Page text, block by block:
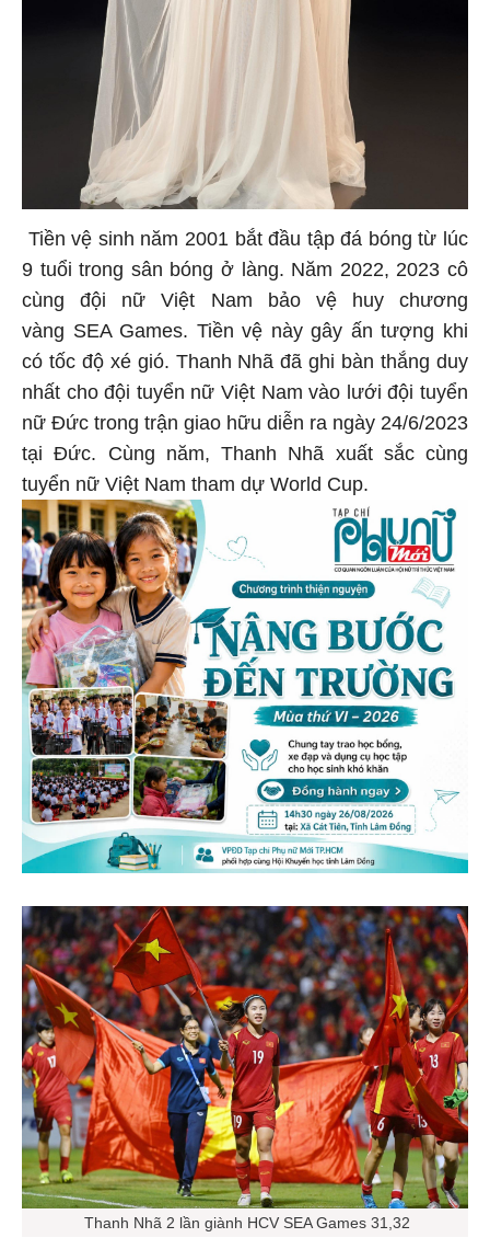
Tiền vệ sinh năm 2001 bắt đầu tập đá bóng từ lúc
9 tuổi trong sân bóng ở làng. Năm 2022, 2023 cô
cùng đội nữ Việt Nam bảo vệ huy chương
vàng SEA Games. Tiền vệ này gây ấn tượng khi
có tốc độ xé gió. Thanh Nhã đã ghi bàn thắng duy
nhất cho đội tuyển nữ Việt Nam vào lưới đội tuyển
nữ Đức trong trận giao hữu diễn ra ngày 24/6/2023
tại Đức. Cùng năm, Thanh Nhã xuất sắc cùng
tuyển nữ Việt Nam tham dự World Cup.
Thanh Nhã 2 lần giành HCV SEA Games 31,32